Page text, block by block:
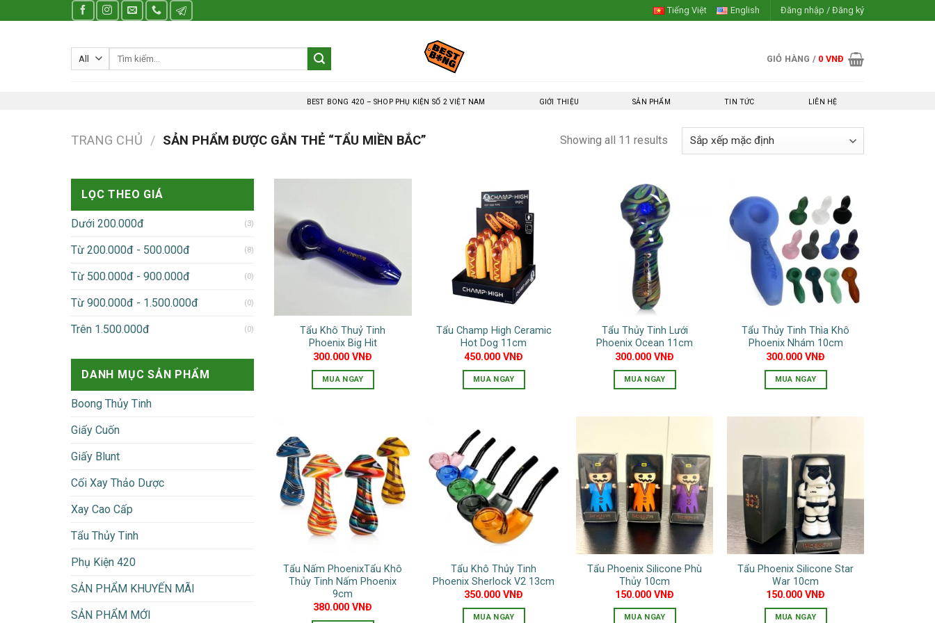
to
Tiếng Việt English Đăng nhập / Đăng ký
Tìm
GIỎ HÀNG / 0 VNĐ
BEST BONG 420 – SHOP PHỤ KIỆN SỐ 2 VIỆT NAM GIỚI THIỆU SẢN PHẨM TIN TỨC LIÊN HỆ
TRANG CHỦ / SẢN PHẨM ĐƯỢC GẮN THẺ “TẨU MIỀN BẮC” Showing all 11 results
LỌC THEO GIÁ
Dưới 200.000đ (3)
Từ 200.000đ - 500.000đ (8)
Từ 500.000đ - 900.000đ (0)
Từ 900.000đ - 1.500.000đ (0)
Trên 1.500.000đ (0)
DANH MỤC SẢN PHẨM
Boong Thủy Tinh
Giấy Cuốn
Giấy Blunt
Cối Xay Thảo Dược
Xay Cao Cấp
Tẩu Thủy Tinh
Phụ Kiện 420
SẢN PHẨM KHUYẾN MÃI
SẢN PHẨM MỚI
Tẩu Khô Thuỷ Tinh
Phoenix Big Hit
300.000VNĐ
MUA NGAY
Tẩu Champ High Ceramic
Hot Dog 11cm
450.000VNĐ
MUA NGAY
Tẩu Thủy Tinh Lưới
Phoenix Ocean 11cm
300.000VNĐ
MUA NGAY
Tẩu Thủy Tinh Thìa Khô
Phoenix Nhám 10cm
300.000VNĐ
MUA NGAY
nhiều
biến
thể.
Các
tùy
chọn
có
thể
được
trên
Tẩu Nấm PhoenixTẩu Khô
Thủy Tinh Nấm Phoenix
9cm
380.000VNĐ
Tẩu Khô Thủy Tinh
Phoenix Sherlock V2 13cm
350.000VNĐ
MUA NGAY
Tẩu Phoenix Silicone Phù
Thủy 10cm
150.000VNĐ
MUA NGAY
Tẩu Phoenix Silicone Star
War 10cm
150.000VNĐ
MUA NGAY